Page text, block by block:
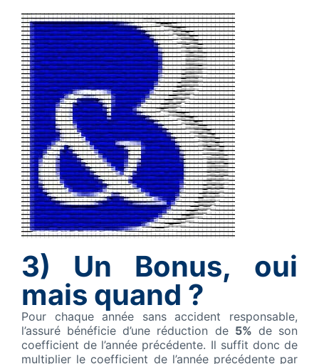
3)
Un Bonus, oui
mais quand ?
Pour chaque année sans accident responsable,
l’assuré bénéficie d’une réduction de 5% de son
coefficient de l’année précédente. Il suffit donc de
multiplier le coefficient de l’année précédente par